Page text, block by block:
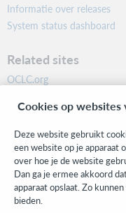
Informatie over releases
System status dashboard
Related sites
OCLC.org
Community
Research
WebJunction
Developer Network
Stay in the know.
Cookies op websites
Deze website gebruikt
een website op je apparaat
over hoe je de website
Dan ga je ermee akkoord
apparaat opslaat. Zo
bieden.